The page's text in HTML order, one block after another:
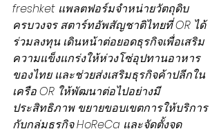
freshket แพลตฟอร์มจำหน่ายวัตถุดิบ
ครบวงจร สตาร์ทอัพสัญชาติไทยที่ OR ได้
ร่วมลงทุน เดินหน้าต่อยอดธุรกิจเพื่อเสริม
ความแข็งแกร่งให้ห่วงโซ่อุปทานอาหาร
ของไทย และช่วยส่งเสริมธุรกิจค้าปลีกใน
เครือ OR ให้พัฒนาต่อไปอย่างมี
ประสิทธิภาพ ขยายขอบเขตการให้บริการ
กับกลุ่มธุรกิจ HoReCa และจัดตั้งจุด